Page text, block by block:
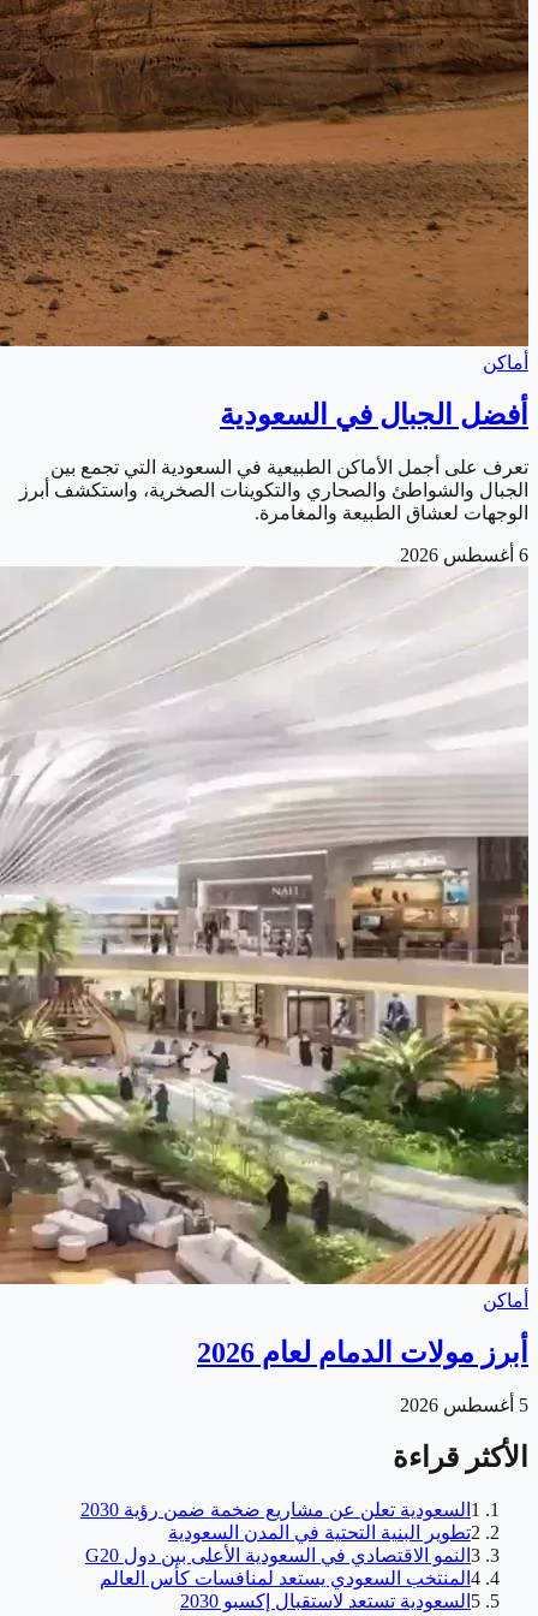
أماكن
أفضل الجبال في السعودية
تعرف على أجمل الأماكن الطبيعية في السعودية التي تجمع بين
الجبال والشواطئ والصحاري والتكوينات الصخرية، واستكشف أبرز
الوجهات لعشاق الطبيعة والمغامرة.
6 أغسطس 2026
أماكن
أبرز مولات الدمام لعام 2026
5 أغسطس 2026
الأكثر قراءة
1 السعودية تعلن عن مشاريع ضخمة ضمن رؤية 2030
2تطوير البنية التحتية في المدن السعودية
3 النمو الاقتصادي في السعودية الأعلى بين دول G20
4 المنتخب السعودي يستعد لمنافسات كأس العالم
5 السعودية تستعد لاستقبال إكسبو 2030